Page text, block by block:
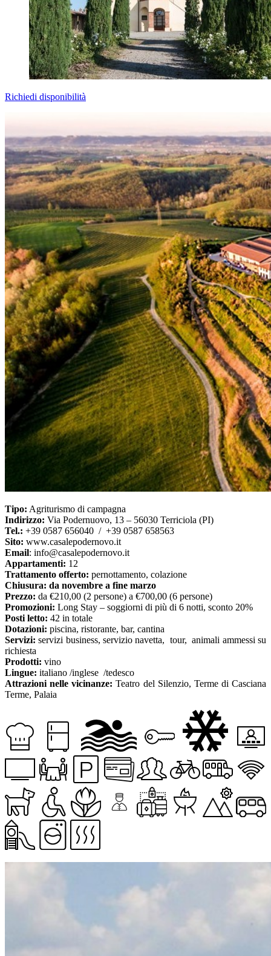
Richiedi disponibilità
Tipo: Agriturismo di campagna
Indirizzo: Via Podernuovo, 13 – 56030 Terriciola (PI)
Tel.: +39 0587 656040 / +39 0587 658563
Sito: www.casalepodernovo.it
Email: info@casalepodernovo.it
Appartamenti: 12
Trattamento offerto: pernottamento, colazione
Chiusura: da novembre a fine marzo
Prezzo: da €210,00 (2 persone) a €700,00 (6 persone)
Promozioni: Long Stay – soggiorni di più di 6 notti, sconto 20%
Posti letto: 42 in totale
Dotazioni: piscina, ristorante, bar, cantina
Servizi: servizi business, servizio navetta, tour, animali ammessi su
richiesta
Prodotti: vino
Lingue: italiano /inglese /tedesco
Attrazioni nelle vicinanze:Teatro del Silenzio, Terme di Casciana
Terme, Palaia